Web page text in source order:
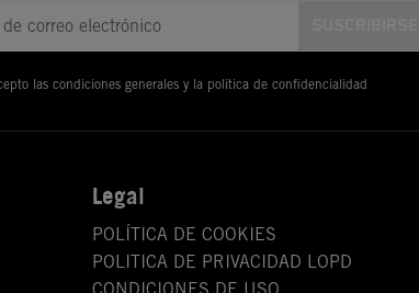
las condiciones generales y la política de confidencialidad
Legal
POLÍTICA DE COOKIES
POLITICA DE PRIVACIDAD LOPD